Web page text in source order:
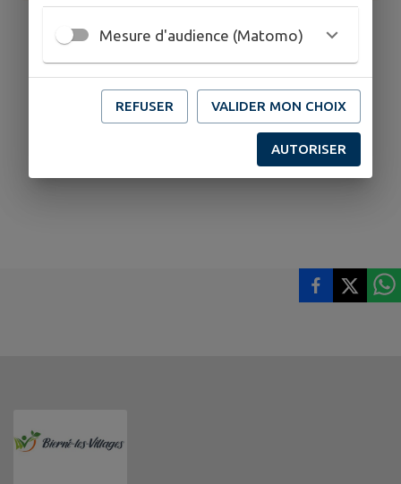
Mesure d'audience (Matomo)
REFUSER VALIDER MON CHOIX
AUTORISER